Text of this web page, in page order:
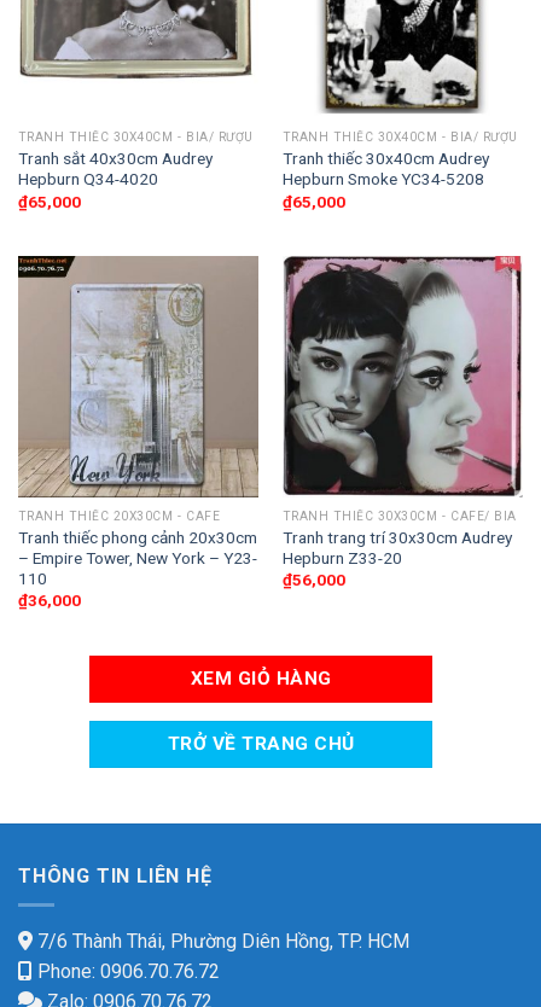
TRANH THIẾC 30X40CM - BIA/ RƯỢU
Tranh sắt 40x30cm Audrey
Hepburn Q34-4020
₫65,000
TRANH THIẾC 30X40CM - BIA/ RƯỢU
Tranh thiếc 30x40cm Audrey
Hepburn Smoke YC34-5208
₫65,000
TRANH THIẾC 20X30CM - CAFE
Tranh thiếc phong cảnh 20x30cm
– Empire Tower, New York – Y23-
110
₫36,000
TRANH THIẾC 30X30CM - CAFE/ BIA
Tranh trang trí 30x30cm Audrey
Hepburn Z33-20
₫56,000
XEM GIỎ HÀNG
TRỞ VỀ TRANG CHỦ
THÔNG TIN LIÊN HỆ
7/6 Thành Thái, Phường Diên Hồng, TP. HCM
Phone: 0906.70.76.72
Zalo: 0906.70.76.72